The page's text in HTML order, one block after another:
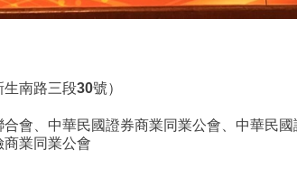
南路三段30號）
會、中華民國證券商業同業公會、中華民
業同業公會